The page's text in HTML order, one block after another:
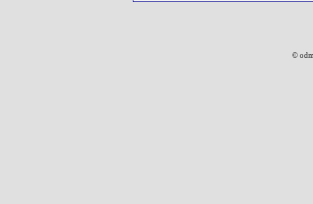
©